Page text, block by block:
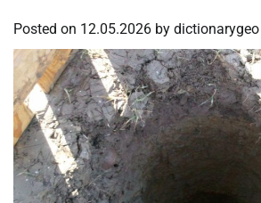
Posted on 12.05.2026 by dictionarygeo